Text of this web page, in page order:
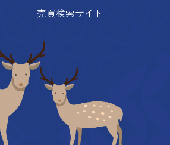
売買検索サイト